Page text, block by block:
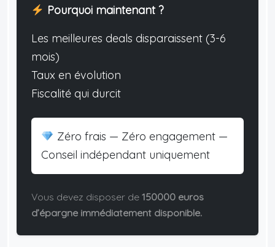
Pourquoi maintenant ?
Les meilleures deals disparaissent (3-6
mois)
Taux en évolution
Fiscalité qui durcit
Zéro frais — Zéro engagement —
Conseil indépendant uniquement
Vous devez disposer de 150000 euros
d’épargne immédiatement disponible.